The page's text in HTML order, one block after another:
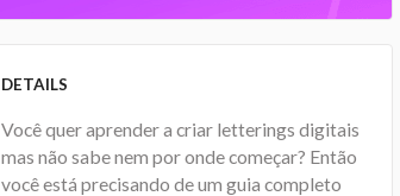
DETAILS
Você quer aprender a criar letterings digitais
mas não sabe nem por onde começar? Então
você está precisando de um guia completo